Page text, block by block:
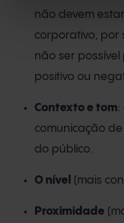
não devem
corporativo, por
não ser
positivo ou
Contexto e tom:
comunicação
do público.
O nível (mais
Proximidade